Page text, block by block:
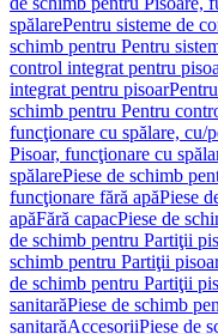
spălarePentru sisteme de
schimb pentru Pentru
control integrat pentru
integrat pentru pisoar
schimb pentru Pentru
funcţionare cu spălare, cu/
Pisoar, funcţionare cu
spălarePiese de schimb
funcţionare fără apăPiese
apăFără capacPiese de
de schimb pentru Partiţii
schimb pentru Partiţii
de schimb pentru Partiţii
sanitarăPiese de schimb
sanitarăAccesoriiPiese de